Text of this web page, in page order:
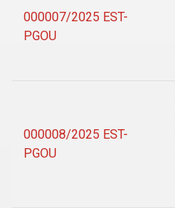
000007/2025 EST-
PGOU
000008/2025 EST-
PGOU